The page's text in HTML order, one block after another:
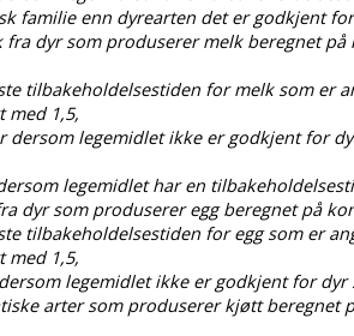
familie enn dyrearten det er godkjent
fra dyr som produserer melk beregnet
tilbakeholdelsestiden for melk som er
med 1,5,
dersom legemidlet ikke er godkjent for
legemidlet har en
dyr som produserer egg beregnet på
tilbakeholdelsestiden for egg som er
med 1,5,
legemidlet ikke er godkjent for
arter som produserer kjøtt